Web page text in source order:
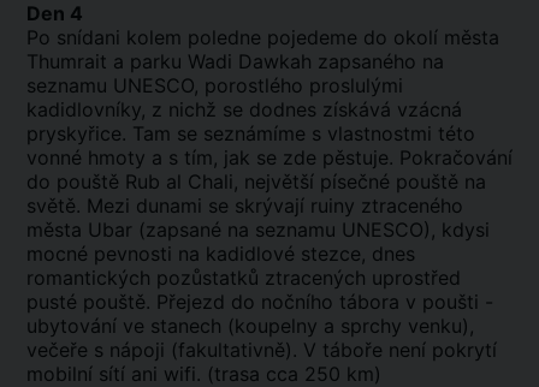
Den 4
Po snídani kolem poledne pojedeme do okolí města
Thumrait a parku Wadi Dawkah zapsaného na
seznamu UNESCO, porostlého proslulými
kadidlovníky, z nichž se dodnes získává vzácná
pryskyřice. Tam se seznámíme s vlastnostmi této
vonné hmoty a s tím, jak se zde pěstuje. Pokračování
do pouště Rub al Chali, největší písečné pouště na
světě. Mezi dunami se skrývají ruiny ztraceného
města Ubar (zapsané na seznamu UNESCO), kdysi
mocné pevnosti na kadidlové stezce, dnes
romantických pozůstatků ztracených uprostřed
pusté pouště. Přejezd do nočního tábora v poušti -
ubytování ve stanech (koupelny a sprchy venku),
večeře s nápoji (fakultativně). V táboře není pokrytí
mobilní sítí ani wifi. (trasa cca 250 km)